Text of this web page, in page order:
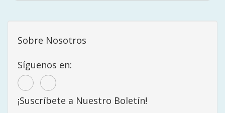
Sobre Nosotros
Síguenos en:
¡Suscríbete a Nuestro Boletín!